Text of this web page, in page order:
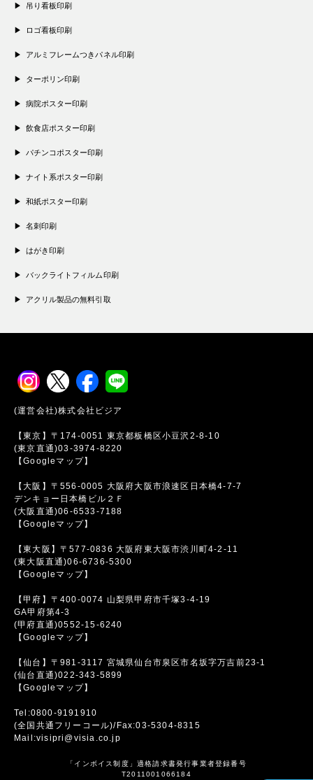
吊り看板印刷
ロゴ看板印刷
アルミフレームつきパネル印刷
ターポリン印刷
病院ポスター印刷
飲食店ポスター印刷
パチンコポスター印刷
ナイト系ポスター印刷
和紙ポスター印刷
名刺印刷
はがき印刷
バックライトフィルム印刷
アクリル製品の無料引取
(運営会社)株式会社ビジア
【東京】〒174-0051 東京都板橋区小豆沢2-8-10
(東京直通)03-3974-8220
【Googleマップ】
【大阪】〒556-0005 大阪府大阪市浪速区日本橋4-7-7
デンキョー日本橋ビル２Ｆ
(大阪直通)06-6533-7188
【Googleマップ】
【東大阪】〒577-0836 大阪府東大阪市渋川町4-2-11
(東大阪直通)06-6736-5300
【Googleマップ】
【甲府】〒400-0074 山梨県甲府市千塚3-4-19
GA甲府第4-3
(甲府直通)0552-15-6240
【Googleマップ】
【仙台】〒981-3117 宮城県仙台市泉区市名坂字万吉前23-1
(仙台直通)022-343-5899
【Googleマップ】
Tel:0800-9191910
(全国共通フリーコール)/Fax:03-5304-8315
Mail:visipri@visia.co.jp
「インボイス制度」適格請求書発行事業者登録番号
T2011001066184